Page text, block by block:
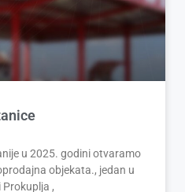
u 2025. godini otvaramo
objekata., jedan u
,